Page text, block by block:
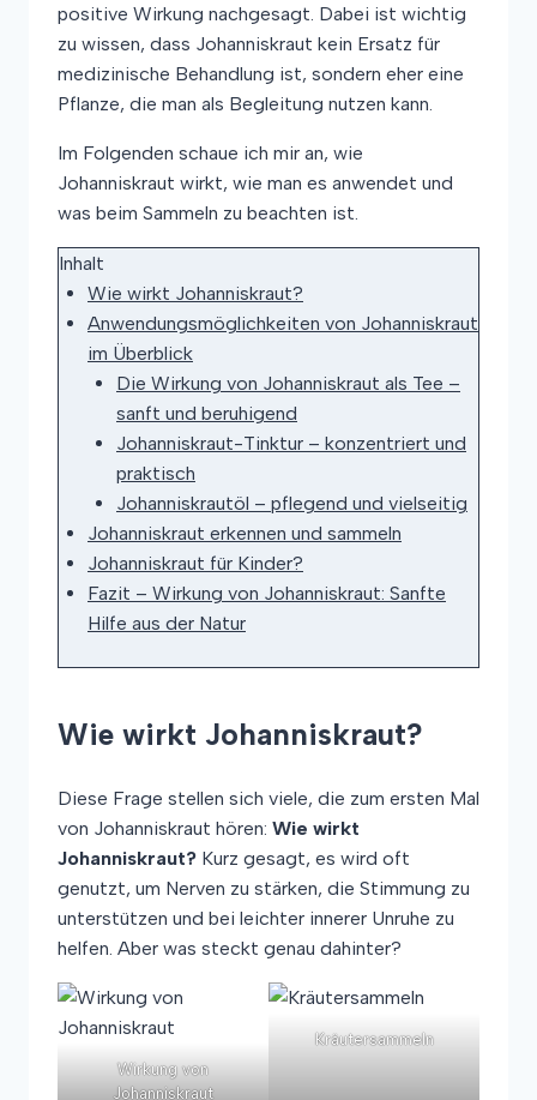
positive Wirkung nachgesagt. Dabei ist wichtig
zu wissen, dass Johanniskraut kein Ersatz für
medizinische Behandlung ist, sondern eher eine
Pflanze, die man als Begleitung nutzen kann.
Im Folgenden schaue ich mir an, wie
Johanniskraut wirkt, wie man es anwendet und
was beim Sammeln zu beachten ist.
Inhalt
Wie wirkt Johanniskraut?
Anwendungsmöglichkeiten von Johanniskraut
im Überblick
Die Wirkung von Johanniskraut als Tee –
sanft und beruhigend
Johanniskraut-Tinktur – konzentriert und
praktisch
Johanniskrautöl – pflegend und vielseitig
Johanniskraut erkennen und sammeln
Johanniskraut für Kinder?
Fazit – Wirkung von Johanniskraut: Sanfte
Hilfe aus der Natur
Wie wirkt Johanniskraut?
Diese Frage stellen sich viele, die zum ersten Mal
von Johanniskraut hören: Wie wirkt
Johanniskraut? Kurz gesagt, es wird oft
genutzt, um Nerven zu stärken, die Stimmung zu
unterstützen und bei leichter innerer Unruhe zu
helfen. Aber was steckt genau dahinter?
Wirkung von
Johanniskraut
Kräutersammeln